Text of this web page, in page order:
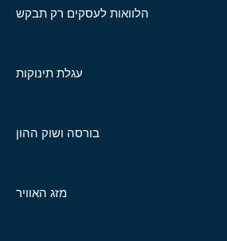
הלוואות לעסקים רק תבקש
עגלת תינוקות
בורסה ושוק ההון
מזג האוויר